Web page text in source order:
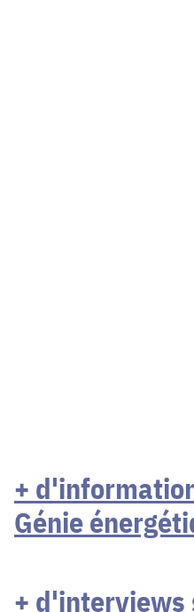
+
Génie
+ d'interviews